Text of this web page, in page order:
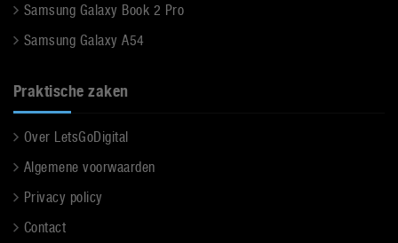
Samsung Galaxy Book 2 Pro
Samsung Galaxy A54
Praktische zaken
Over LetsGoDigital
Algemene voorwaarden
Privacy policy
Contact